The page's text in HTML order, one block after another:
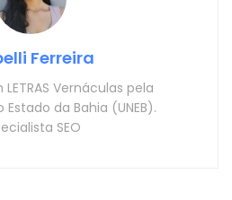
Ferreira
Vernáculas pela
da Bahia (UNEB).
SEO